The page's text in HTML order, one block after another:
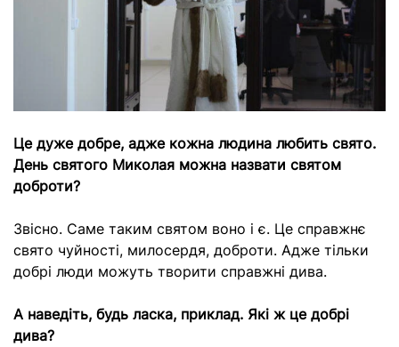
Це дуже добре, адже кожна людина любить свято.
День святого Миколая можна назвати святом
доброти?
Звісно. Саме таким святом воно і є. Це справжнє
свято чуйності, милосердя, доброти. Адже тільки
добрі люди можуть творити справжні дива.
А наведіть, будь ласка, приклад. Які ж це добрі
дива?